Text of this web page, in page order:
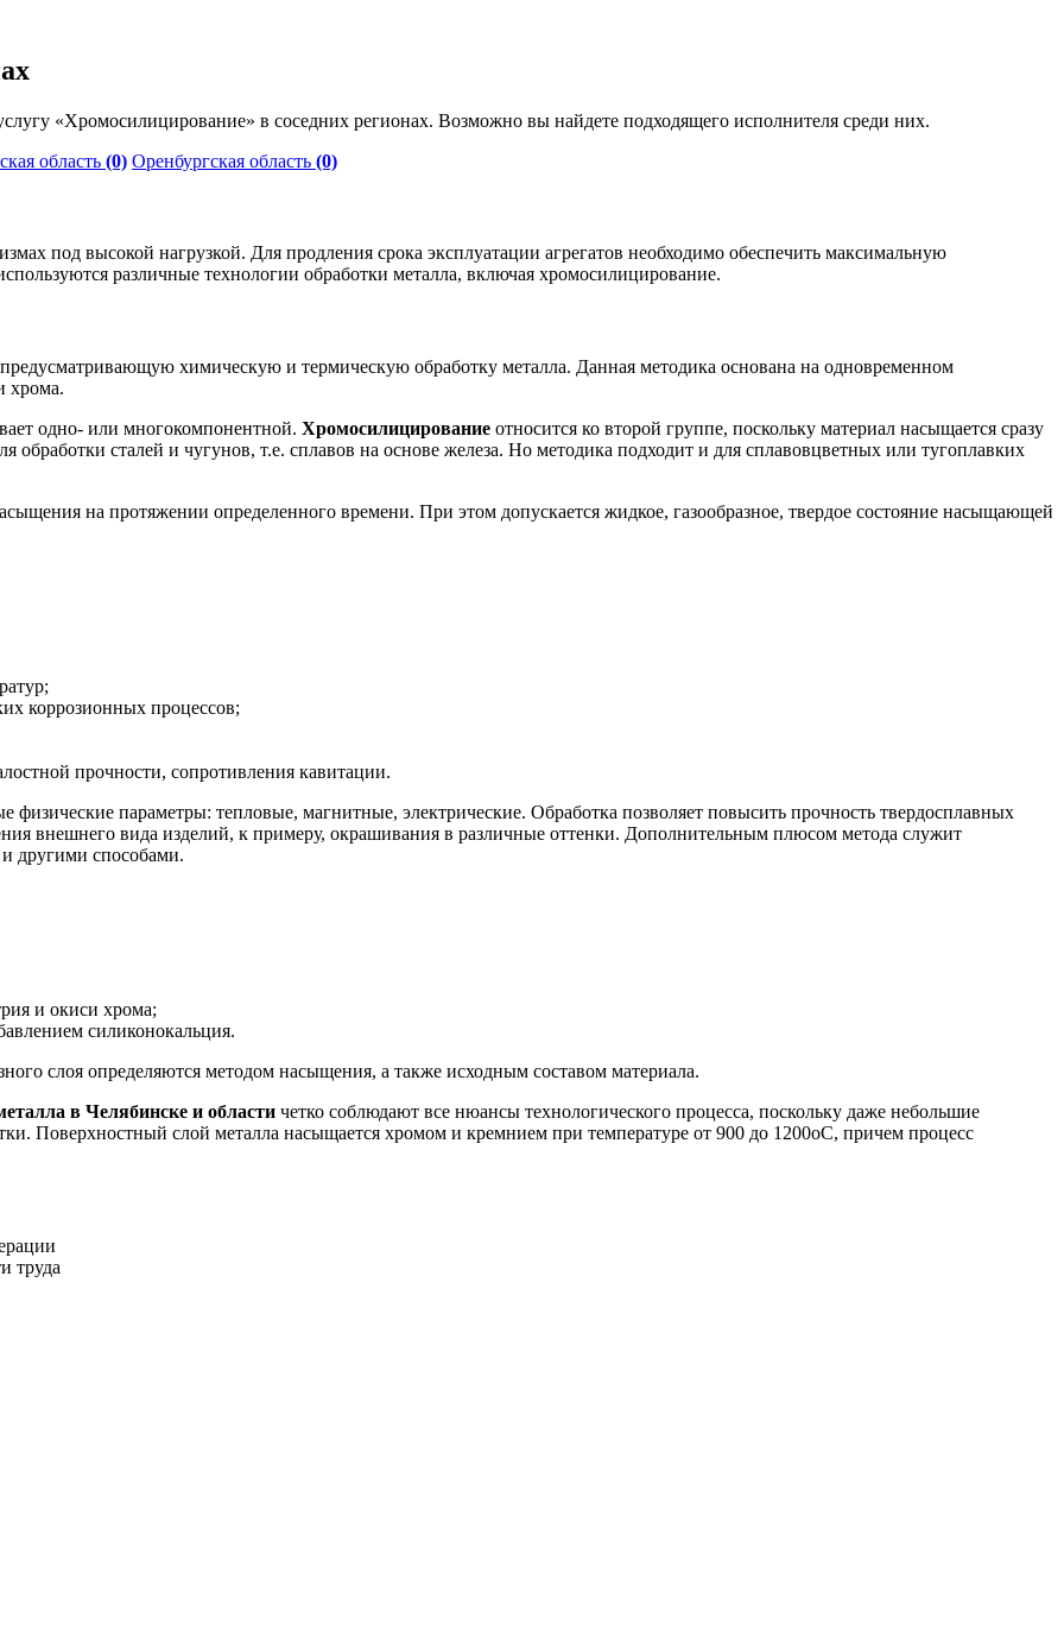
«Хромосилицирование» в соседних регионах. Возможно вы найдете подходящего исполнителя среди них.
область (0) Оренбургская область (0)
под высокой нагрузкой. Для продления срока эксплуатации агрегатов необходимо обеспечить максимальную
различные технологии обработки металла, включая хромосилицирование.
химическую и термическую обработку металла. Данная методика основана на одновременном
хрома.
одно- или многокомпонентной. Хромосилицирование относится ко второй группе, поскольку материал насыщается сразу
обработки сталей и чугунов, т.е. сплавов на основе железа. Но методика подходит и для сплавовцветных или тугоплавких
на протяжении определенного времени. При этом допускается жидкое, газообразное, твердое состояние насыщающей
коррозионных процессов;
прочности, сопротивления кавитации.
физические параметры: тепловые, магнитные, электрические. Обработка позволяет повысить прочность твердосплавных
внешнего вида изделий, к примеру, окрашивания в различные оттенки. Дополнительным плюсом метода служит
другими способами.
и окиси хрома;
силиконокальция.
слоя определяются методом насыщения, а также исходным составом материала.
в Челябинске и области четко соблюдают все нюансы технологического процесса, поскольку даже небольшие
Поверхностный слой металла насыщается хромом и кремнием при температуре от 900 до 1200оС, причем процесс